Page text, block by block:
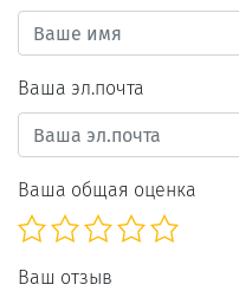
Ваша эл.почта
Ваша общая оценка
Ваш отзыв